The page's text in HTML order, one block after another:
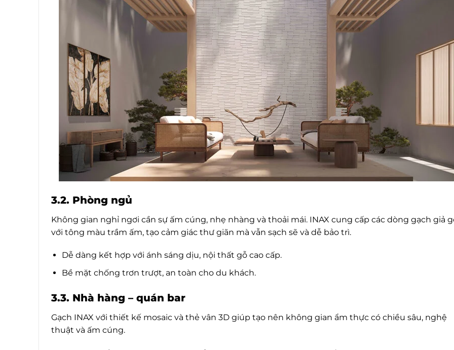
3.2. Phòng ngủ
Không gian nghỉ ngơi cần sự ấm cúng, nhẹ nhàng và thoải mái. INAX cung cấp các dòng gạch giả
với tông màu trầm ấm, tạo cảm giác thư giãn mà vẫn sạch sẽ và dễ bảo trì.
Dễ dàng kết hợp với ánh sáng dịu, nội thất gỗ cao cấp.
Bề mặt chống trơn trượt, an toàn cho du khách.
3.3. Nhà hàng – quán bar
Gạch INAX với thiết kế mosaic và thẻ vân 3D giúp tạo nên không gian ẩm thực có chiều sâu, nghệ
thuật và ấm cúng.